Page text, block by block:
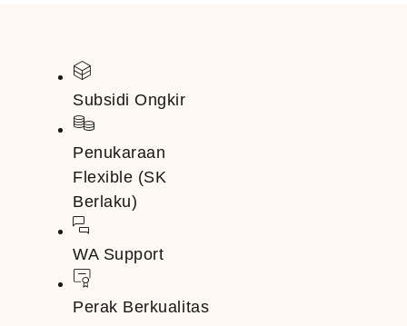
Subsidi Ongkir
Penukaraan
Flexible (SK
Berlaku)
WA Support
Perak Berkualitas